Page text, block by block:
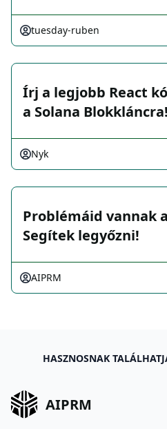
tuesday-ruben
Írj a legjobb React
a Solana Blokkláncra!
Nyk
Problémáid vannak
Segítek legyőzni!
AIPRM
HASZNOSNAK
AIPRM